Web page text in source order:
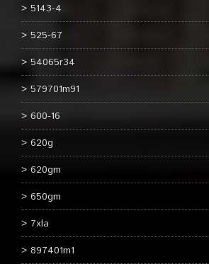
5143-4
525-67
54065r34
579701m91
600-16
620g
620gm
650gm
7xla
897401m1